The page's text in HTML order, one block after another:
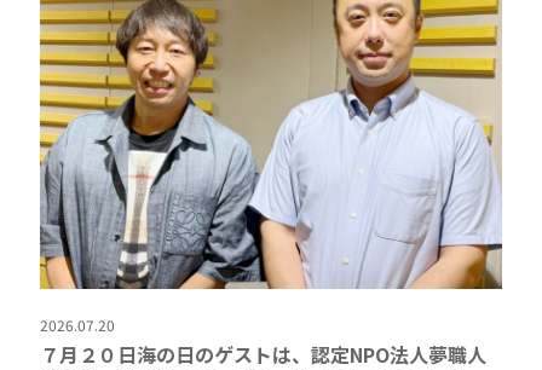
2026.07.20
７月２０日海の日のゲストは、認定NPO法人夢職人